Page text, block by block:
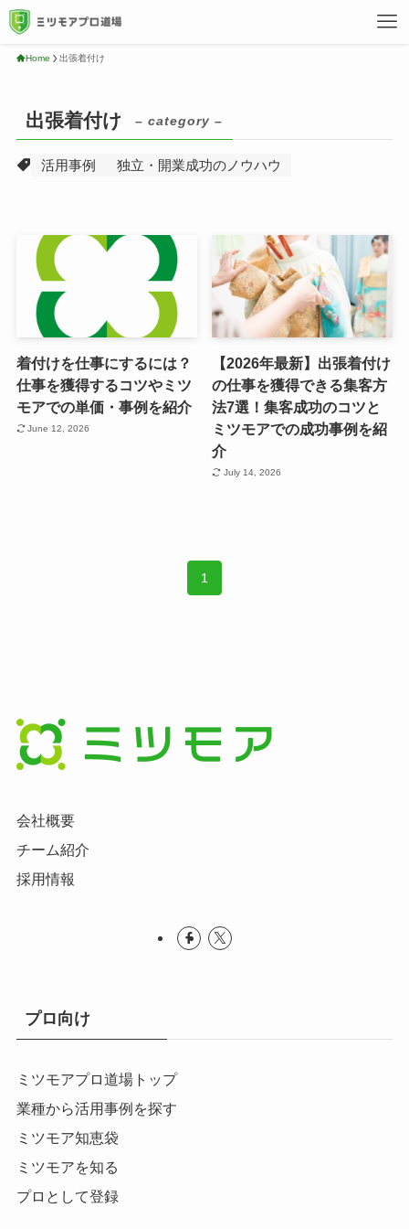
Home 出張着付け
出張着付け – category –
活用事例 独立・開業成功のノウハウ
着付けを仕事にするには？
仕事を獲得するコツやミツ
モアでの単価・事例を紹介
June 12, 2026
【2026年最新】出張着付け
の仕事を獲得できる集客方
法7選！集客成功のコツと
ミツモアでの成功事例を紹
介
July 14, 2026
1
会社概要
チーム紹介
採用情報
プロ向け
ミツモアプロ道場トップ
業種から活用事例を探す
ミツモア知恵袋
ミツモアを知る
プロとして登録